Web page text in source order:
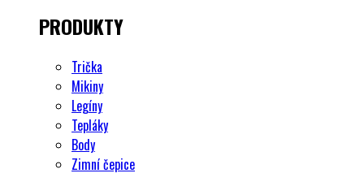
PRODUKTY
Trička
Mikiny
Legíny
Tepláky
Body
Zimní čepice